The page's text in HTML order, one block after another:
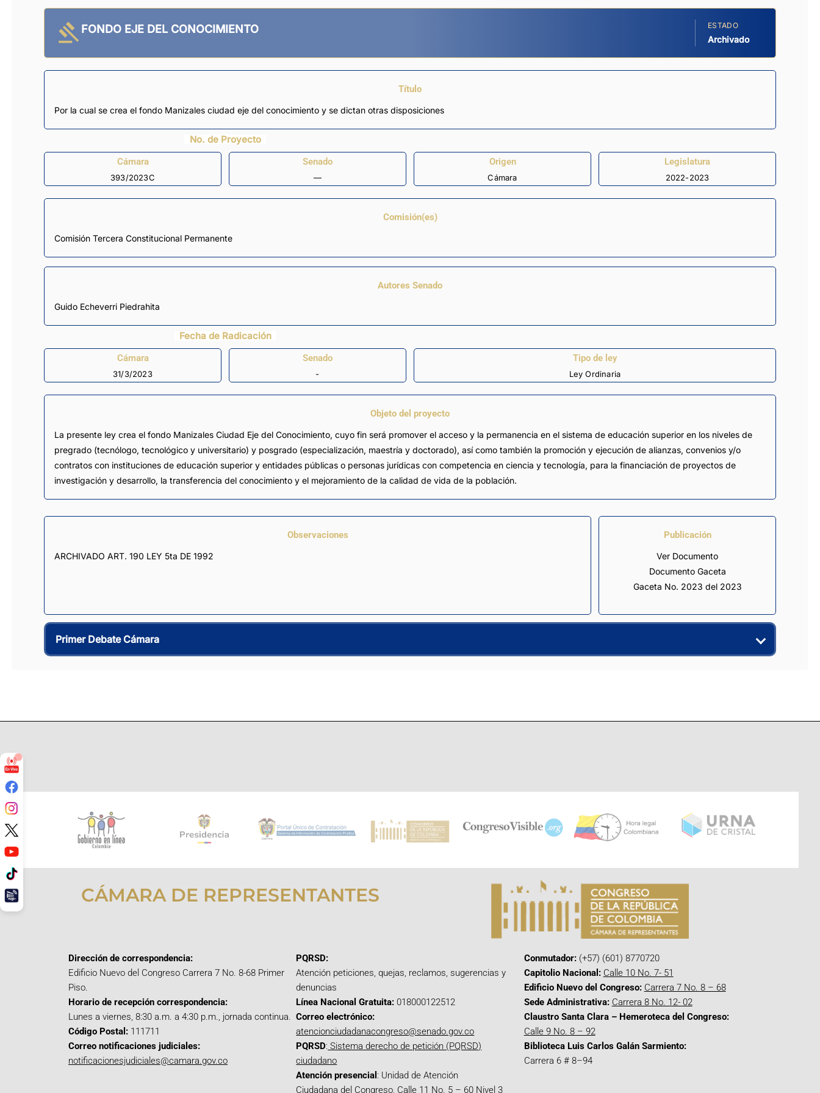
FONDO EJE DEL CONOCIMIENTO ESTADO
Archivado
Título
Por la cual se crea el fondo Manizales ciudad eje del conocimiento y se dictan otras disposiciones
No. de Proyecto
Cámara
393/2023C
Senado
—
Origen
Cámara
Legislatura
2022-2023
Comisión(es)
Comisión Tercera Constitucional Permanente
Autores Senado
Guido Echeverri Piedrahita
Fecha de Radicación
Cámara
31/3/2023
Senado
-
Tipo de ley
Ley Ordinaria
Objeto del proyecto
La presente ley crea el fondo Manizales Ciudad Eje del Conocimiento, cuyo fin será promover el acceso y la permanencia en el sistema de educación superior en los niveles de
pregrado (tecnólogo, tecnológico y universitario) y posgrado (especialización, maestría y doctorado), así como también la promoción y ejecución de alianzas, convenios y/o
contratos con instituciones de educación superior y entidades públicas o personas jurídicas con competencia en ciencia y tecnología, para la financiación de proyectos de
investigación y desarrollo, la transferencia del conocimiento y el mejoramiento de la calidad de vida de la población.
Observaciones
ARCHIVADO ART. 190 LEY 5ta DE 1992
Publicación
Ver Documento
Documento Gaceta
Gaceta No. 2023 del 2023
Primer Debate Cámara
CÁMARA DE REPRESENTANTES
Dirección de correspondencia:
Edificio Nuevo del Congreso Carrera 7 No. 8-68 Primer
Piso.
Horario de recepción correspondencia:
Lunes a viernes, 8:30 a.m. a 4:30 p.m., jornada continua.
Código Postal: 111711
Correo notificaciones judiciales:
notificacionesjudiciales@camara.gov.co
PQRSD:
Atención peticiones, quejas, reclamos, sugerencias y
denuncias
Línea Nacional Gratuita: 018000122512
Correo electrónico:
atencionciudadanacongreso@senado.gov.co
PQRSD: Sistema derecho de petición (PQRSD)
ciudadano
Atención presencial : Unidad de Atención
Ciudadana del Congreso, Calle 11 No. 5 – 60 Nivel 3
Conmutador:(+57) (601) 8770720
Capitolio Nacional: Calle 10 No. 7- 51
Edificio Nuevo del Congreso: Carrera 7 No. 8 – 68
Sede Administrativa: Carrera 8 No. 12- 02
Claustro Santa Clara – Hemeroteca del Congreso:
Calle 9 No. 8 – 92
Biblioteca Luis Carlos Galán Sarmiento:
Carrera 6 # 8–94